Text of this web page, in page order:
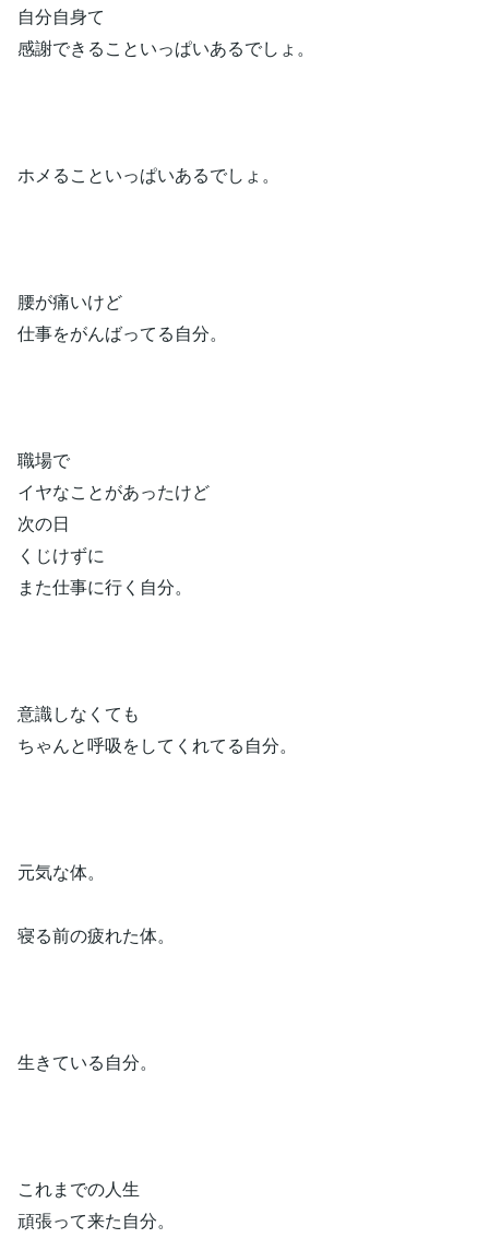
自分自身て
感謝できることいっぱいあるでしょ。
ホメることいっぱいあるでしょ。
腰が痛いけど
仕事をがんばってる自分。
職場で
イヤなことがあったけど
次の日
くじけずに
また仕事に行く自分。
意識しなくても
ちゃんと呼吸をしてくれてる自分。
元気な体。
寝る前の疲れた体。
生きている自分。
これまでの人生
頑張って来た自分。